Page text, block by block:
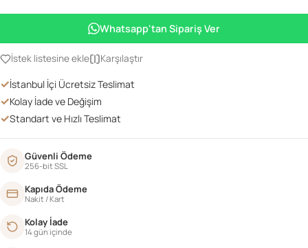
MADALYON
SİYAH
adet
Whatsapp'tan Sipariş Ver
İstek listesine ekle Karşılaştır
✓İstanbul İçi Ücretsiz Teslimat
✓Kolay İade ve Değişim
✓Standart ve Hızlı Teslimat
Güvenli Ödeme
256-bit SSL
Kapıda Ödeme
Nakit / Kart
Kolay İade
14 gün içinde